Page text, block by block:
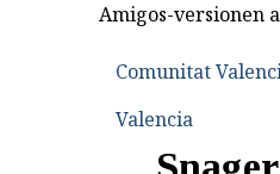
Amigos-versionen
Comunitat
Valencia